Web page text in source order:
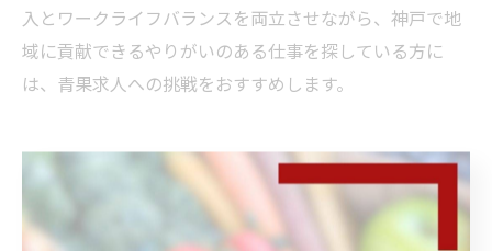
入とワークライフバランスを両立させながら、神戸で地
域に貢献できるやりがいのある仕事を探している方に
は、青果求人への挑戦をおすすめします。
未経験でも安心して働ける神戸本場の
環境